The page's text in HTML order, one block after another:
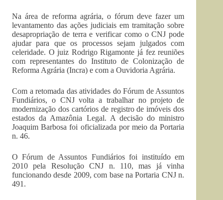
Na área de reforma agrária, o fórum deve fazer um
levantamento das ações judiciais em tramitação sobre
desapropriação de terra e verificar como o CNJ pode
ajudar para que os processos sejam julgados com
celeridade. O juiz Rodrigo Rigamonte já fez reuniões
com representantes do Instituto de Colonização de
Reforma Agrária (Incra) e com a Ouvidoria Agrária.
Com a retomada das atividades do Fórum de Assuntos
Fundiários, o CNJ volta a trabalhar no projeto de
modernização dos cartórios de registro de imóveis dos
estados da Amazônia Legal. A decisão do ministro
Joaquim Barbosa foi oficializada por meio da Portaria
n. 46.
O Fórum de Assuntos Fundiários foi instituído em
2010 pela Resolução CNJ n. 110, mas já vinha
funcionando desde 2009, com base na Portaria CNJ n.
491.